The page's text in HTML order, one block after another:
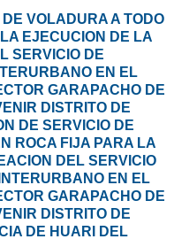
VOLADURA A TODO
EJECUCION DE LA
SERVICIO DE
EN EL
GARAPACHO DE
DISTRITO DE
DE SERVICIO DE
ROCA FIJA PARA LA
DEL SERVICIO
EN EL
GARAPACHO DE
DISTRITO DE
DE HUARI DEL